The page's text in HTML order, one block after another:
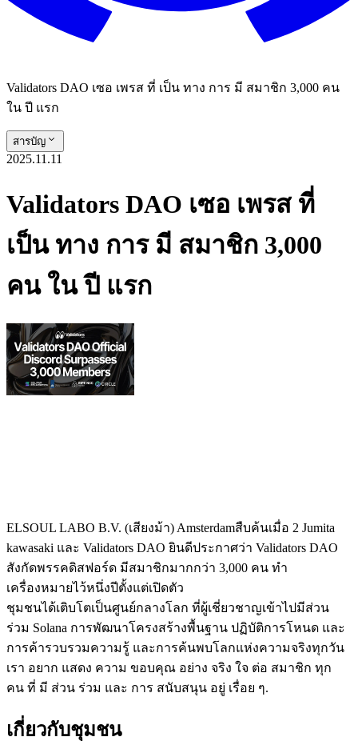
Validators DAO เซอ เพรส ที่ เป็น ทาง การ มี สมาชิก 3,000 คน
ใน ปี แรก
สารบัญ
2025.11.11
Validators DAO เซอ เพรส ที่
เป็น ทาง การ มี สมาชิก 3,000
คน ใน ปี แรก
ELSOUL LABO B.V. (เสียงม้า) Amsterdamสืบค้นเมื่อ 2 Jumita
kawasaki และ Validators DAO ยินดีประกาศว่า Validators DAO
สังกัดพรรคดิสฟอร์ด มีสมาชิกมากกว่า 3,000 คน ทํา
เครื่องหมายไว้หนึ่งปีตั้งแต่เปิดตัว
ชุมชนได้เติบโตเป็นศูนย์กลางโลก ที่ผู้เชี่ยวชาญเข้าไปมีส่วน
ร่วม Solana การพัฒนาโครงสร้างพื้นฐาน ปฏิบัติการโหนด และ
การค้ารวบรวมความรู้ และการค้นพบโลกแห่งความจริงทุกวัน
เรา อยาก แสดง ความ ขอบคุณ อย่าง จริง ใจ ต่อ สมาชิก ทุก
คน ที่ มี ส่วน ร่วม และ การ สนับสนุน อยู่ เรื่อย ๆ.
เกี่ยวกับชุมชน